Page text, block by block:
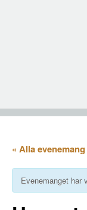
« Alla evenemang
Evenemanget har